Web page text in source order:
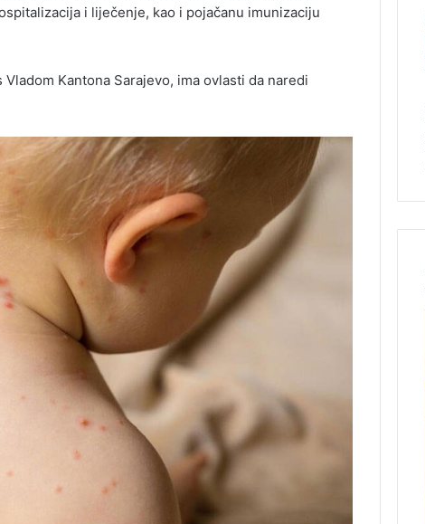
i liječenje, kao i pojačanu imunizaciju
Kantona Sarajevo, ima ovlasti da naredi